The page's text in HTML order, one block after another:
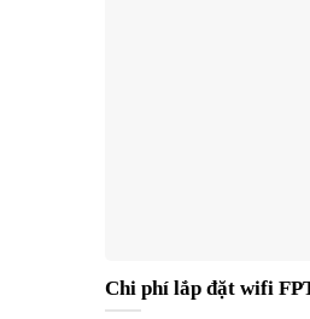
Chi phí lắp đặt wifi